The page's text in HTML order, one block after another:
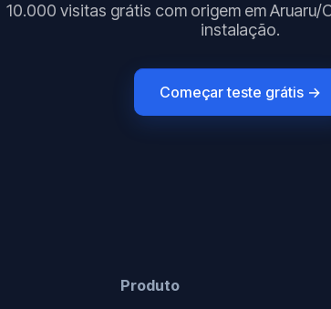
10.000 visitas grátis com origem em Aruaru/
instalação.
Começar teste grátis →
Produto